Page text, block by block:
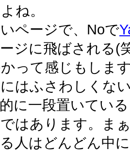
ね。
ページで、Noで
ジに飛ばされる(
って感じもしま
はふさわしくな
に一段置いてい
はあります。ま
人はどんどん中